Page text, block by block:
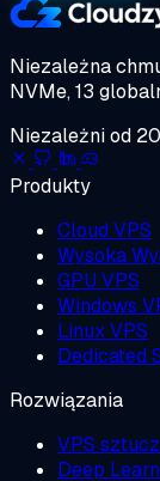
Niezależna
NVMe, 13
Niezależni od
Produkty
Cloud VPS
Wysoka
GPU VPS
Windows
Linux VPS
Dedicated
Rozwiązania
VPS
Deep